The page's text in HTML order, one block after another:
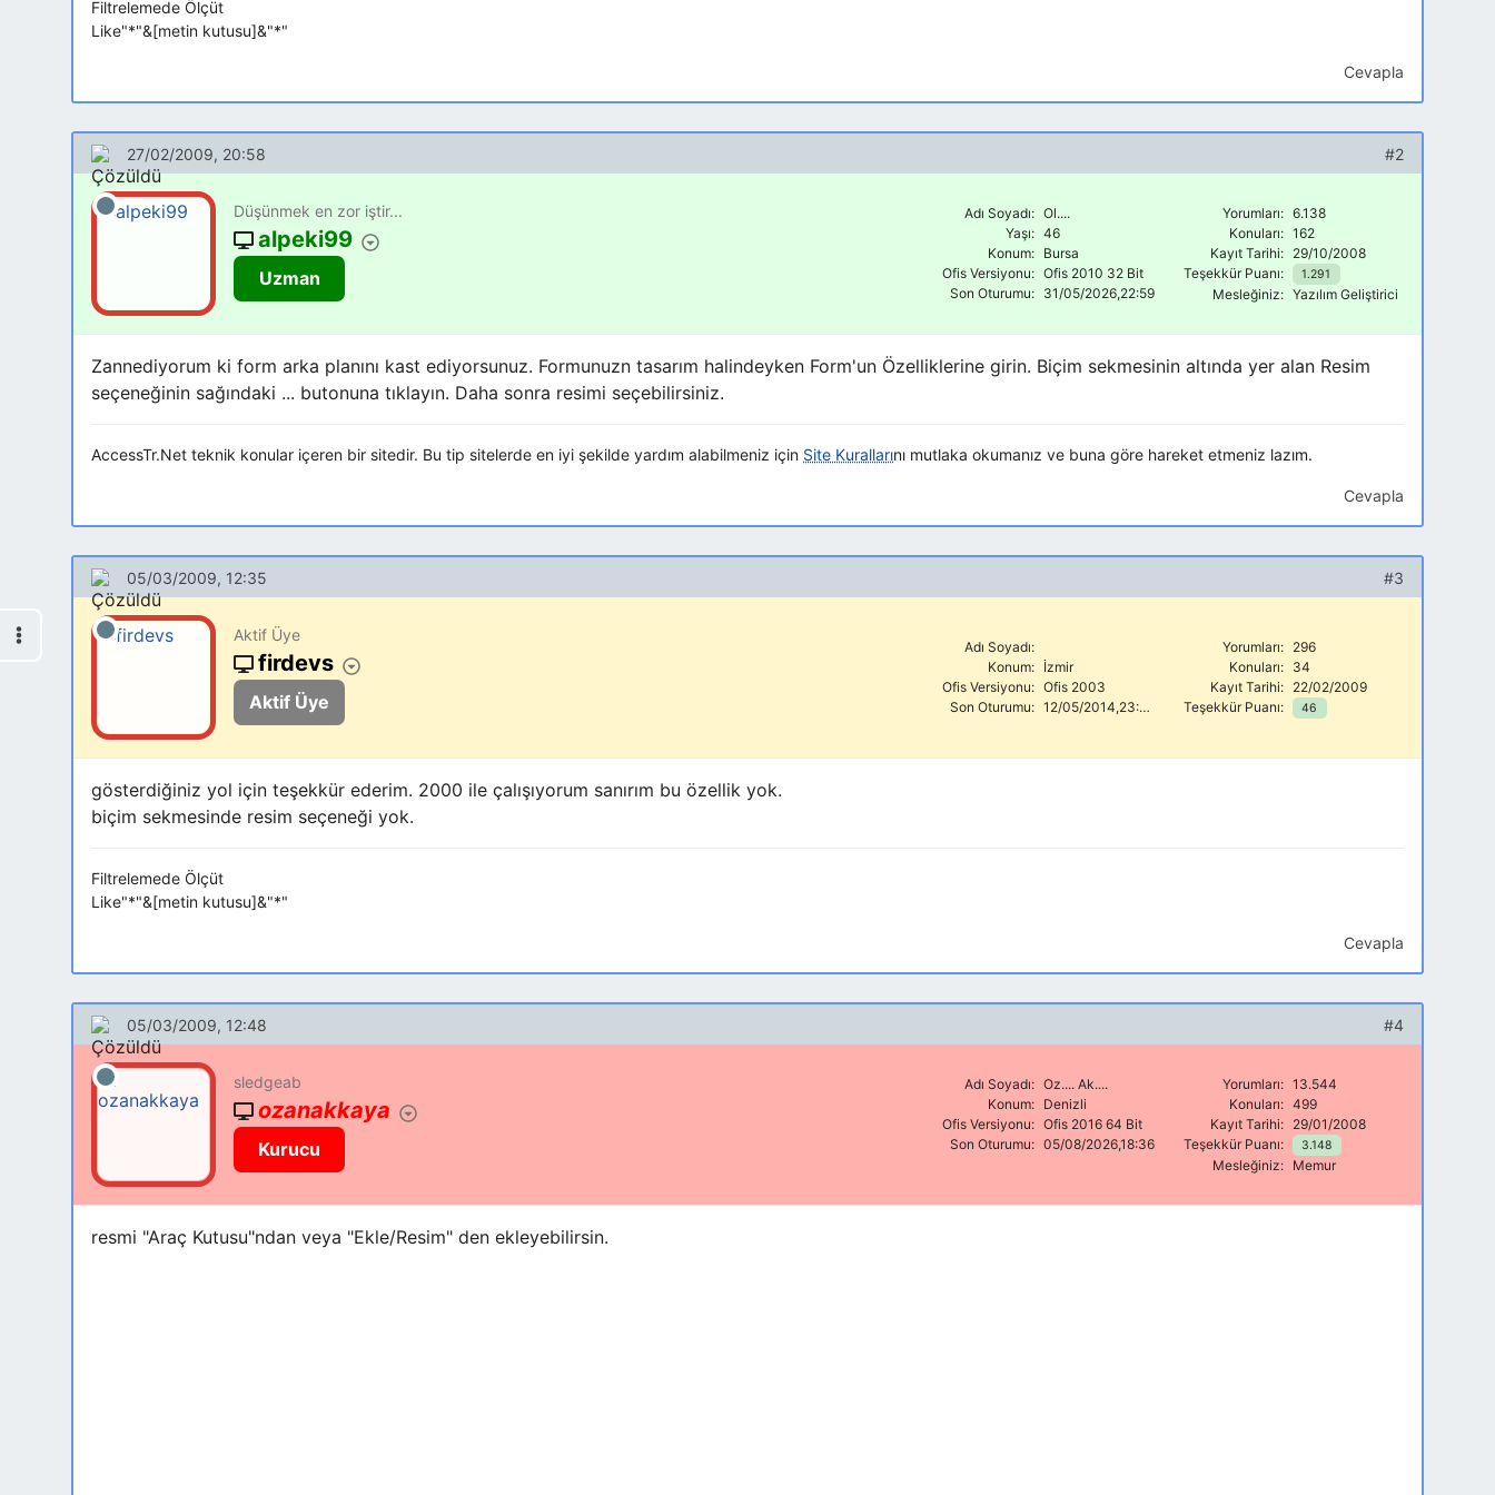
Filtrelemede Ölçüt
Like"*"&[metin kutusu]&"*"
Cevapla
27/02/2009, 20:58 #2
Düşünmek en zor iştir...
alpeki99
Uzman
Adı Soyadı: Ol....
Yaşı: 46
Konum: Bursa
Ofis Versiyonu: Ofis 2010 32 Bit
Son Oturumu: 31/05/2026,22:59
Yorumları: 6.138
Konuları: 162
Kayıt Tarihi: 29/10/2008
Teşekkür Puanı:
1.291
Mesleğiniz: Yazılım Geliştirici
Zannediyorum ki form arka planını kast ediyorsunuz. Formunuzn tasarım halindeyken Form'un Özelliklerine girin. Biçim sekmesinin altında yer alan Resim
seçeneğinin sağındaki ... butonuna tıklayın. Daha sonra resimi seçebilirsiniz.
AccessTr.Net teknik konular içeren bir sitedir. Bu tip sitelerde en iyi şekilde yardım alabilmeniz için Site Kurallarını mutlaka okumanız ve buna göre hareket etmeniz lazım.
Cevapla
05/03/2009, 12:35 #3
Aktif Üye
firdevs
Aktif Üye
Adı Soyadı:
Konum: İzmir
Ofis Versiyonu: Ofis 2003
Son Oturumu:
12/05/2014,23:39
Yorumları: 296
Konuları: 34
Kayıt Tarihi: 22/02/2009
Teşekkür Puanı:
46
gösterdiğiniz yol için teşekkür ederim. 2000 ile çalışıyorum sanırım bu özellik yok.
biçim sekmesinde resim seçeneği yok.
Filtrelemede Ölçüt
Like"*"&[metin kutusu]&"*"
Cevapla
05/03/2009, 12:48 #4
sledgeab
ozanakkaya
Kurucu
Adı Soyadı: Oz.... Ak....
Konum: Denizli
Ofis Versiyonu: Ofis 2016 64 Bit
Son Oturumu: 05/08/2026,18:36
Yorumları: 13.544
Konuları: 499
Kayıt Tarihi: 29/01/2008
Teşekkür Puanı:
3.148
Mesleğiniz: Memur
resmi "Araç Kutusu"ndan veya "Ekle/Resim" den ekleyebilirsin.